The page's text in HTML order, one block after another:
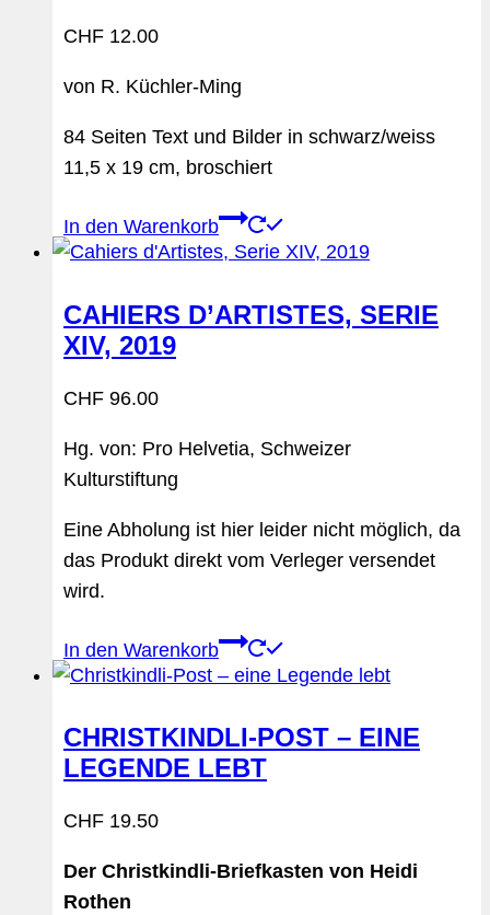
CHF 12.00
von R. Küchler-Ming
84 Seiten Text und Bilder in schwarz/weiss
11,5 x 19 cm, broschiert
In den Warenkorb
CAHIERS D’ARTISTES, SERIE
XIV, 2019
CHF 96.00
Hg. von: Pro Helvetia, Schweizer
Kulturstiftung
Eine Abholung ist hier leider nicht möglich, da
das Produkt direkt vom Verleger versendet
wird.
In den Warenkorb
CHRISTKINDLI-POST – EINE
LEGENDE LEBT
CHF 19.50
Der Christkindli-Briefkasten von Heidi
Rothen